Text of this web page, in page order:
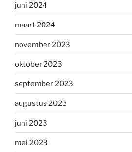
juni 2024
maart 2024
november 2023
oktober 2023
september 2023
augustus 2023
juni 2023
mei 2023